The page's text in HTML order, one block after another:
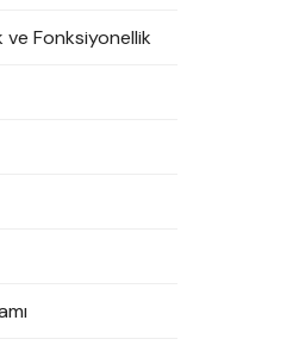
Fonksiyonellik